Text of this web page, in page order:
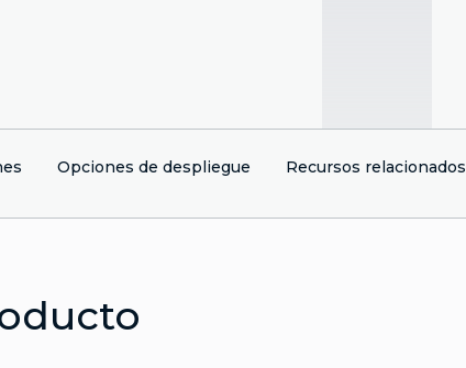
Opciones de despliegue Recursos relacionados